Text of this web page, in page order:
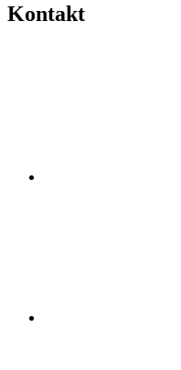
Kontakt